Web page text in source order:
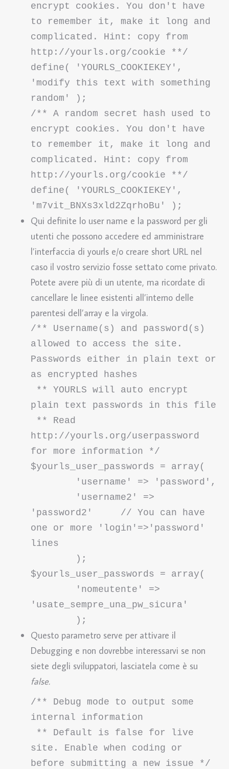
encrypt cookies. You don't have
to remember it, make it long and
complicated. Hint: copy from
http://yourls.org/cookie **/
define( 'YOURLS_COOKIEKEY',
'modify this text with something
random' );
/** A random secret hash used to
encrypt cookies. You don't have
to remember it, make it long and
complicated. Hint: copy from
http://yourls.org/cookie **/
define( 'YOURLS_COOKIEKEY',
'm7vit_BNXs3xld2ZqrhoBu' );
Qui definite lo user name e la password per gli
utenti che possono accedere ed amministrare
l’interfaccia di yourls e/o creare short URL nel
caso il vostro servizio fosse settato come privato.
Potete avere più di un utente, ma ricordate di
cancellare le linee esistenti all’interno delle
parentesi dell’array e la virgola.
/** Username(s) and password(s)
allowed to access the site.
Passwords either in plain text or
as encrypted hashes
plain text passwords in this file
http://yourls.org/userpassword
for more information */
$yourls_user_passwords = array(
'password2'	// You can have
one or more 'login'=>'password'
lines
	);
$yourls_user_passwords = array(
'usate_sempre_una_pw_sicura'
	);
Questo parametro serve per attivare il
Debugging e non dovrebbe interessarvi se non
siete degli sviluppatori, lasciatela come è su
false.
/** Debug mode to output some
internal information
site. Enable when coding or
before submitting a new issue */